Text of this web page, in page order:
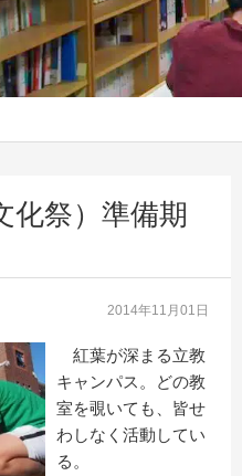
化祭）準備期
2014年11月01日
紅葉が深まる立教
キャンパス。どの教
室を覗いても、皆せ
わしなく活動してい
る。